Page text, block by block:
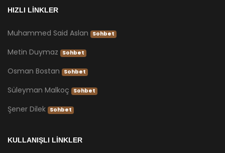
HIZLI LİNKLER
Muhammed Said Aslan Sohbet
Metin Duymaz Sohbet
Osman Bostan Sohbet
Süleyman Malkoç Sohbet
Şener Dilek Sohbet
KULLANIŞLI LİNKLER